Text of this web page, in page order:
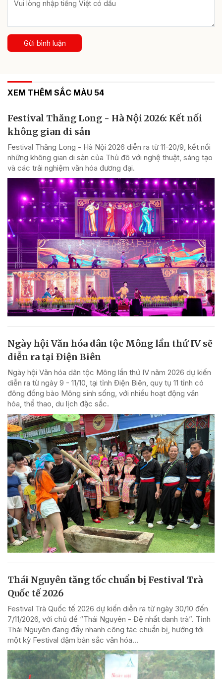
Gửi bình luận
XEM THÊM SẮC MÀU 54
Festival Thăng Long - Hà Nội 2026: Kết nối
không gian di sản
Festival Thăng Long - Hà Nội 2026 diễn ra từ 11-20/9, kết nối
những không gian di sản của Thủ đô với nghệ thuật, sáng tạo
và các trải nghiệm văn hóa đương đại.
Ngày hội Văn hóa dân tộc Mông lần thứ IV sẽ
diễn ra tại Điện Biên
Ngày hội Văn hóa dân tộc Mông lần thứ IV năm 2026 dự kiến
diễn ra từ ngày 9 - 11/10, tại tỉnh Điện Biên, quy tụ 11 tỉnh có
đông đồng bào Mông sinh sống, với nhiều hoạt động văn
hóa, thể thao, du lịch đặc sắc.
Thái Nguyên tăng tốc chuẩn bị Festival Trà
Quốc tế 2026
Festival Trà Quốc tế 2026 dự kiến diễn ra từ ngày 30/10 đến
7/11/2026, với chủ đề “Thái Nguyên - Đệ nhất danh trà”. Tỉnh
Thái Nguyên đang đẩy nhanh công tác chuẩn bị, hướng tới
một kỳ Festival đậm bản sắc văn hóa...